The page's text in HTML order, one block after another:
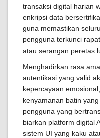
transaksi digital harian
enkripsi data
guna memastikan
pengguna terkunci
atau serangan peretas
Menghadirkan rasa
autentikasi yang valid
kepercayaan
kenyamanan batin
pengguna yang
biarkan platform digital
sistem UI yang kaku